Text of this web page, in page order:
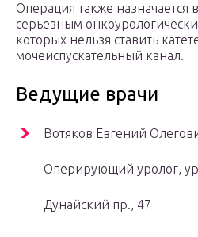
Операция также назначается
серьезным
которых нельзя ставить
мочеиспускательный канал.
Ведущие врачи
Вотяков Евгений
Оперирующий уролог,
Дунайский пр., 47